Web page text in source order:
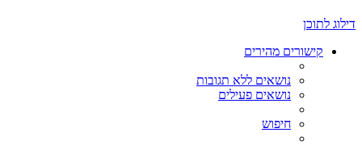
דילוג לתוכן
קישורים מהירים
נושאים ללא תגובות
נושאים פעילים
חיפוש